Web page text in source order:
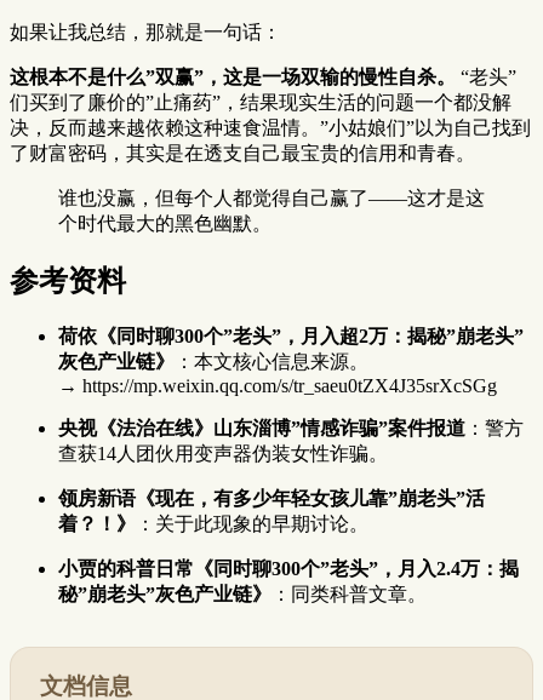
如果让我总结，那就是一句话：
这根本不是什么”双赢”，这是一场双输的慢性自杀。
“老头”
们买到了廉价的”止痛药”，结果现实生活的问题一个都没解
决，反而越来越依赖这种速食温情。”小姑娘们”以为自己找到
了财富密码，其实是在透支自己最宝贵的信用和青春。
谁也没赢，但每个人都觉得自己赢了——这才是这
个时代最大的黑色幽默。
参考资料
荷依《同时聊300个”老头”，月入超2万：揭秘”崩老头”
灰色产业链》
：本文核心信息来源。
→ https://mp.weixin.qq.com/s/tr_saeu0tZX4J35srXcSGg
央视《法治在线》山东淄博”情感诈骗”案件报道 ：警方
查获14人团伙用变声器伪装女性诈骗。
领房新语《现在，有多少年轻女孩儿靠”崩老头”活
着？！》
：关于此现象的早期讨论。
小贾的科普日常《同时聊300个”老头”，月入2.4万：揭
秘”崩老头”灰色产业链》
：同类科普文章。
文档信息